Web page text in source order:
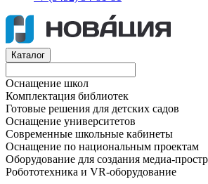
Каталог
Оснащение школ
Комплектация библиотек
Готовые решения для детских садов
Оснащение университетов
Современные школьные кабинеты
Оснащение по национальным проектам
Оборудование для создания медиа-
Робототехника и VR-оборудование